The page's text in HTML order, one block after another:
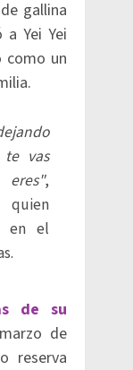
gallina
a Yei Yei
como un
vas
,
en el
de su
de
reserva